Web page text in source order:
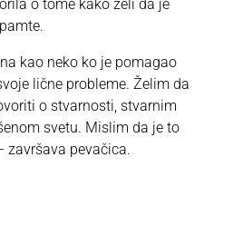
o tome kako želi da je
kao neko ko je pomagao
lične probleme. Želim da
o stvarnosti, stvarnim
svetu. Mislim da je to
završava pevačica.